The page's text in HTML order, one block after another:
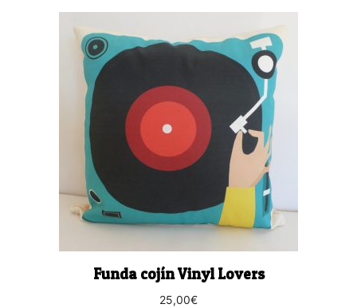
Funda cojín Vinyl Lovers
25,00€